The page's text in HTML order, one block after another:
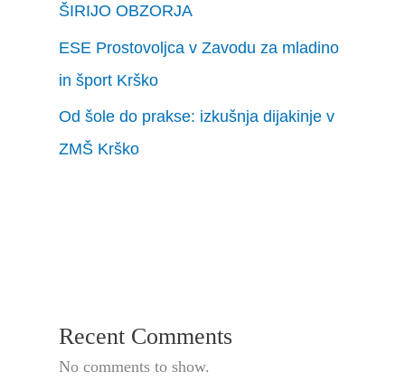
ŠIRIJO OBZORJA
ESE Prostovoljca v Zavodu za mladino
in šport Krško
Od šole do prakse: izkušnja dijakinje v
ZMŠ Krško
Recent Comments
No comments to show.